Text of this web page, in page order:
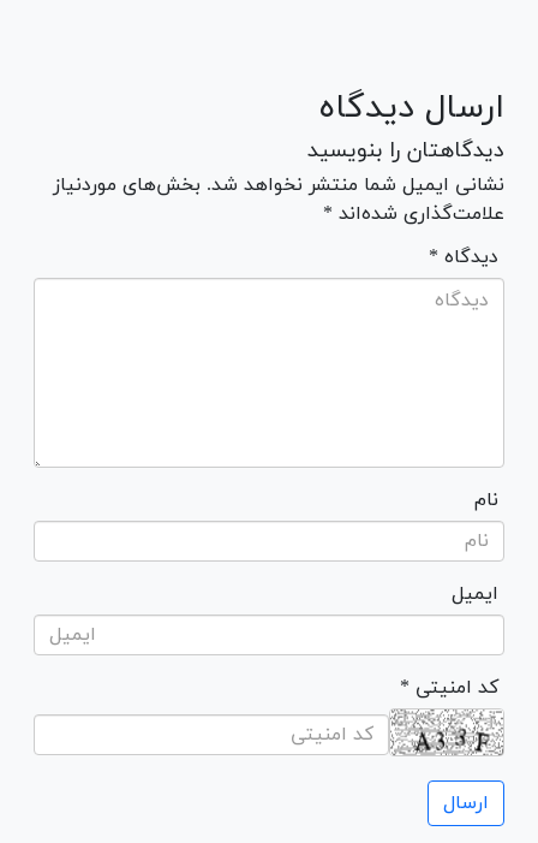
ارسال دیدگاه
دیدگاهتان را بنویسید
نشانی ایمیل شما منتشر نخواهد شد. بخش‌های موردنیاز
علامت‌گذاری شده‌اند *
* دیدگاه
نام
ایمیل
* کد امنیتی